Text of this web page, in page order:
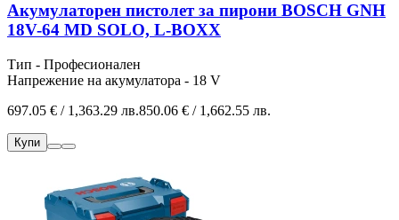
Акумулаторен пистолет за пирони BOSCH GNH
18V-64 MD SOLO, L-BOXX
Тип - Професионален
Напрежение на акумулатора - 18 V
697.05 € / 1,363.29 лв.850.06 € / 1,662.55 лв.
Купи